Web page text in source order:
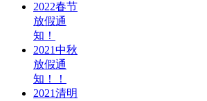
2022春节
放假通
知！
2021中秋
放假通
知！！
2021清明